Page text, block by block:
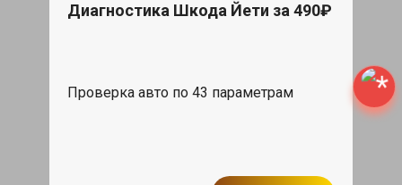
Диагностика Шкода Йети за 490₽
Проверка авто по 43 параметрам